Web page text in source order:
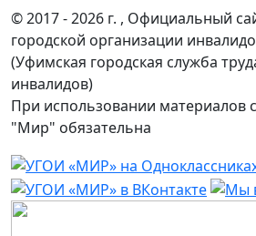
© 2017 - 2026 г. , Официальный
городской организации
(Уфимская городская служба
инвалидов)
При использовании материалов
"Мир" обязательна